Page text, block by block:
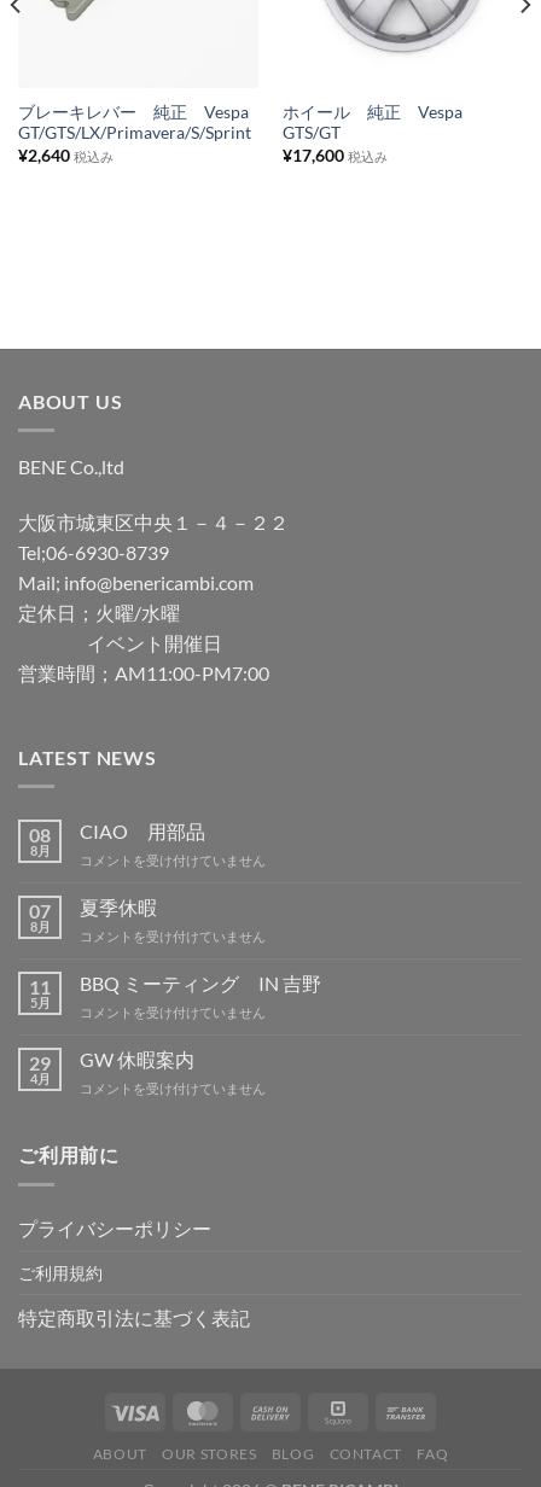
ス
ト
ブレーキレバー 純正 Vespa
GT/GTS/LX/Primavera/S/Sprint
¥2,640 税込み
入
ホイール 純正 Vespa
GTS/GT
¥17,600 税込み
ABOUT US
BENE Co.,ltd
大阪市城東区中央１－４－２２
Tel;06-6930-8739
Mail; info@benericambi.com
定休日；火曜/水曜
イベント開催日
営業時間；AM11:00-PM7:00
LATEST NEWS
08
8月
CIAO 用部品
CIAO
部
品
は
コメントを受け付けていません
07
8月
夏季休暇
夏
休
は
コメントを受け付けていません
11
5月
BBQ ミーティング IN 吉野
BBQ
ー
ィ
IN
コメントを受け付けていません
29
4月
GW 休暇案内
GW
案
内
コメントを受け付けていません
ご利用前に
プライバシーポリシー
ご利用規約
特定商取引法に基づく表記
ABOUT OUR STORES BLOG CONTACT FAQ